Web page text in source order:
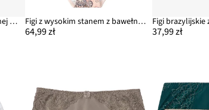
Figi maxi z bawełny organicznej (4 pary) Figi z wysokim stanem z bawełną organiczną (4 pary)
64,99 zł
Figi
37,99 zł